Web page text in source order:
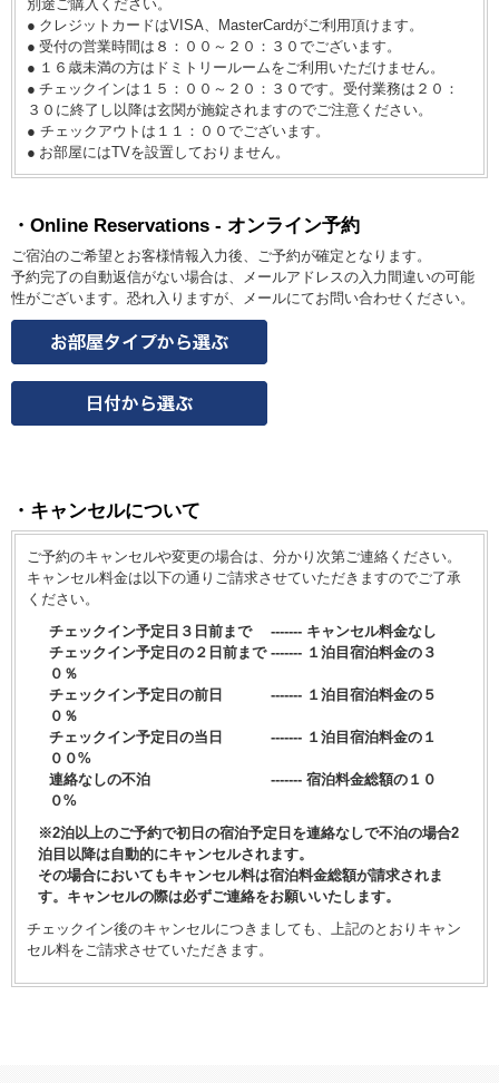
別途ご購入ください。
クレジットカードはVISA、MasterCardがご利用頂けます。
受付の営業時間は８：００～２０：３０でございます。
１６歳未満の方はドミトリールームをご利用いただけません。
チェックインは１５：００～２０：３０です。受付業務は２０：
３０に終了し以降は玄関が施錠されますのでご注意ください。
● チェックアウトは１１：００でございます。
お部屋にはTVを設置しておりません。
Online Reservations - オンライン予約
ご宿泊のご希望とお客様情報入力後、ご予約が確定となります。
予約完了の自動返信がない場合は、メールアドレスの入力間違いの可能
性がございます。恐れ入りますが、メールにてお問い合わせください。
キャンセルについて
ご予約のキャンセルや変更の場合は、分かり次第ご連絡ください。
キャンセル料金は以下の通りご請求させていただきますのでご了承
ください。
チェックイン予定日３日前まで ------- キャンセル料金なし
チェックイン予定日の２日前まで ------- １泊目宿泊料金の３
０％
チェックイン予定日の前日 ------- １泊目宿泊料金の５
０％
チェックイン予定日の当日 ------- １泊目宿泊料金の１
００%
連絡なしの不泊 ------- 宿泊料金総額の１０
０%
※2泊以上のご予約で初日の宿泊予定日を連絡なしで不泊の場合2
泊目以降は自動的にキャンセルされます。
その場合においてもキャンセル料は宿泊料金総額が請求されま
す。キャンセルの際は必ずご連絡をお願いいたします。
チェックイン後のキャンセルにつきましても、上記のとおりキャン
セル料をご請求させていただきます。